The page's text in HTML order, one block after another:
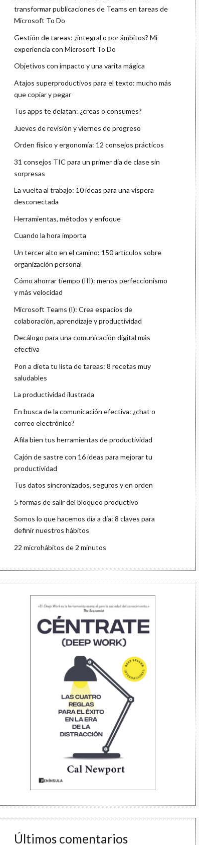
transformar publicaciones de Teams en tareas de
Microsoft To Do
Gestión de tareas: ¿integral o por ámbitos? Mi
experiencia con Microsoft To Do
Objetivos con impacto y una varita mágica
Atajos superproductivos para el texto: mucho más
que copiar y pegar
Tus apps te delatan: ¿creas o consumes?
Jueves de revisión y viernes de progreso
Orden físico y ergonomía: 12 consejos prácticos
31 consejos TIC para un primer día de clase sin
sorpresas
La vuelta al trabajo: 10 ideas para una víspera
desconectada
Herramientas, métodos y enfoque
Cuando la hora importa
Un tercer alto en el camino: 150 artículos sobre
organización personal
Cómo ahorrar tiempo (III): menos perfeccionismo
y más velocidad
Microsoft Teams (I): Crea espacios de
colaboración, aprendizaje y productividad
Decálogo para una comunicación digital más
efectiva
Pon a dieta tu lista de tareas: 8 recetas muy
saludables
La productividad ilustrada
En busca de la comunicación efectiva: ¿chat o
correo electrónico?
Afila bien tus herramientas de productividad
Cajón de sastre con 16 ideas para mejorar tu
productividad
Tus datos sincronizados, seguros y en orden
5 formas de salir del bloqueo productivo
Somos lo que hacemos día a día: 8 claves para
definir nuestros hábitos
22 microhábitos de 2 minutos
Últimos comentarios